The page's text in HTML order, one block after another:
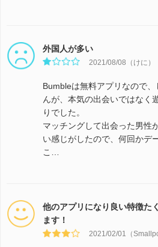
外国人が多い
2021/08/08（けに）
Bumbleは無料アプリなので
んが、本気の出会いではなく
りでした。
マッチングして出会った男性
い感じがしたので、何回かデ
こ…
他のアプリになり良い特徴た
ます！
2021/02/01（